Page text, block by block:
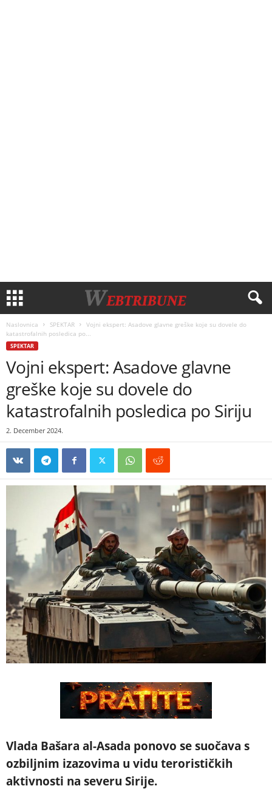
Naslovnica SPEKTAR
Vojni ekspert: Asadove glavne greške koje su dovele do
katastrofalnih posledica po...
SPEKTAR
Vojni ekspert: Asadove glavne
greške koje su dovele do
katastrofalnih posledica po Siriju
2. December 2024.
Vlada Bašara al-Asada ponovo se suočava s
ozbiljnim izazovima u vidu terorističkih
aktivnosti na severu Sirije.